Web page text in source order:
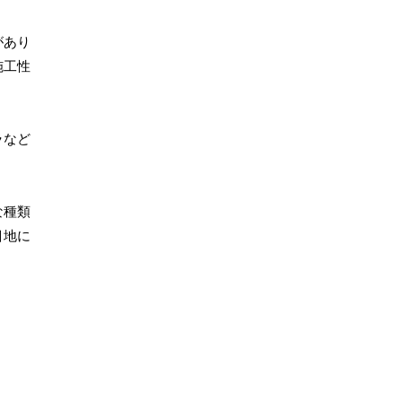
り
工性
など
種類
地に